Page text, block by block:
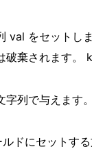
val をセットしま
棄されます。
列で与えます。
ドにセットする